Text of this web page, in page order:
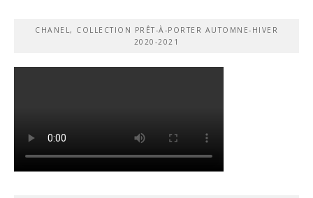
CHANEL, COLLECTION PRÊT-À-PORTER AUTOMNE-HIVER
2020-2021